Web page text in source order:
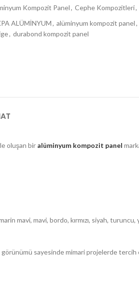
Kompozit Panel, Cephe Kompozitleri,
ALÜMİNYUM, alüminyum kompozit panel,
, durabond kompozit panel
oluşan bir alüminyum kompozit panel
mavi, mavi, bordo, kırmızı, siyah, turuncu,
görünümü sayesinde mimari projelerde